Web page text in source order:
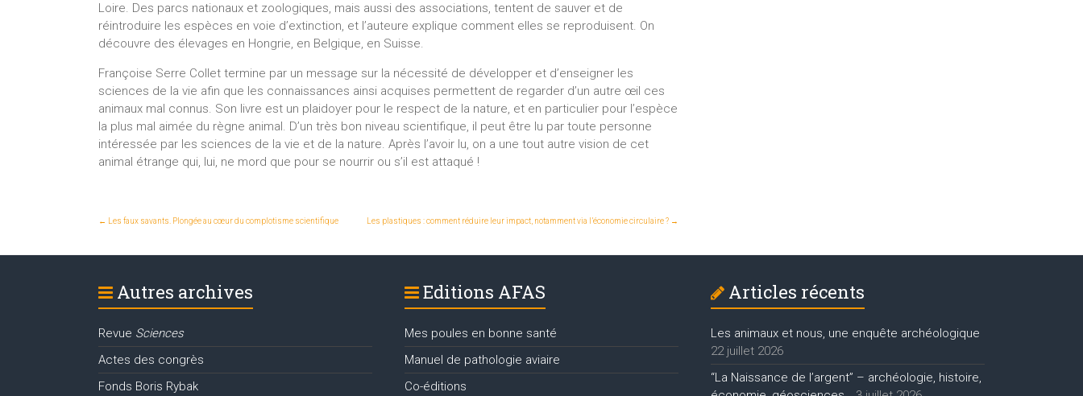
Loire. Des parcs nationaux et zoologiques, mais aussi des associations, tentent de sauver et de
réintroduire les espèces en voie d’extinction, et l’auteure explique comment elles se reproduisent. On
découvre des élevages en Hongrie, en Belgique, en Suisse.
Françoise Serre Collet termine par un message sur la nécessité de développer et d’enseigner les
sciences de la vie afin que les connaissances ainsi acquises permettent de regarder d’un autre œil ces
animaux mal connus. Son livre est un plaidoyer pour le respect de la nature, et en particulier pour l’espèce
la plus mal aimée du règne animal. D’un très bon niveau scientifique, il peut être lu par toute personne
intéressée par les sciences de la vie et de la nature. Après l’avoir lu, on a une tout autre vision de cet
animal étrange qui, lui, ne mord que pour se nourrir ou s’il est attaqué !
← Les faux savants. Plongée au cœur du complotisme scientifique Les plastiques : comment réduire leur impact, notamment via l’économie circulaire ? →
Autres archives
Revue Sciences
Actes des congrès
Fonds Boris Rybak
Editions AFAS
Mes poules en bonne santé
Manuel de pathologie aviaire
Co-éditions
Articles récents
Les animaux et nous, une enquête archéologique
22 juillet 2026
“La Naissance de l’argent” – archéologie, histoire,